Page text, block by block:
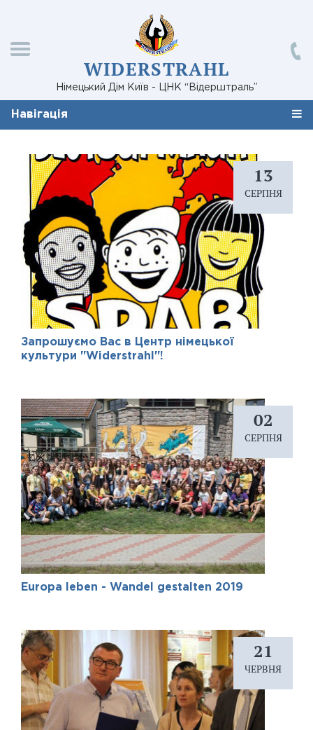
WIDERSTRAHL
Німецький Дім Київ - ЦНК “Відерштраль”
Навігація
13
СЕРПНЯ
Запрошуємо Вас в Центр німецької
культури "Widerstrahl"!
02
СЕРПНЯ
Europa leben - Wandel gestalten 2019
21
ЧЕРВНЯ